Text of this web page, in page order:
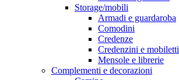
Storage/mobili
Armadi e guardaroba
Comodini
Credenze
Credenzini e mobiletti
Mensole e librerie
Complementi e decorazioni